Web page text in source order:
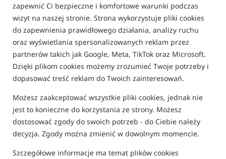
zapewnić Ci bezpieczne i komfortowe warunki podczas
wizyt na naszej stronie. Strona wykorzystuje pliki cookies
do zapewnienia prawidłowego działania, analizy ruchu
oraz wyświetlania spersonalizowanych reklam przez
partnerów takich jak Google, Meta, TikTok oraz Microsoft.
Dzięki plikom cookies możemy zrozumieć Twoje potrzeby i
dopasować treść reklam do Twoich zainteresowań.
Możesz zaakceptować wszystkie pliki cookies, jednak nie
jest to konieczne do korzystania ze strony. Możesz
dostosować zgody do swoich potrzeb - do Ciebie należy
decyzja. Zgody można zmienić w dowolnym momencie.
Szczegółowe informacje ma temat plików cookies